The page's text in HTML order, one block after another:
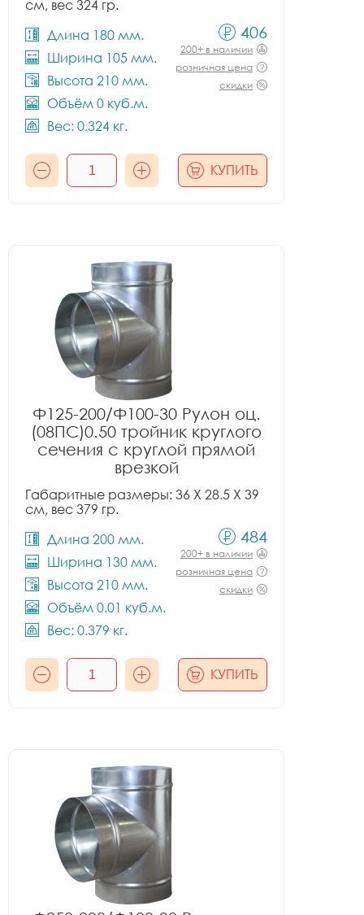
см, вес 324 гр.
Длина 180 мм.
Ширина 105 мм.
Высота 210 мм.
Объём 0 куб.м.
Вес: 0.324 кг.
406
200+ в наличии
розничная цена
скидки
КУПИТЬ
Ф125-200/Ф100-30 Рулон оц.
(08ПС)0.50 тройник круглого
сечения с круглой прямой
врезкой
Габаритные размеры: 36 X 28.5 X 39
см, вес 379 гр.
Длина 200 мм.
Ширина 130 мм.
Высота 210 мм.
Объём 0.01 куб.м.
Вес: 0.379 кг.
484
200+ в наличии
розничная цена
скидки
КУПИТЬ